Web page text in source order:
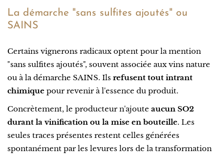
La démarche "sans sulfites ajoutés" ou
SAINS
Certains vignerons radicaux optent pour la mention
"sans sulfites ajoutés", souvent associée aux vins nature
ou à la démarche SAINS. Ils refusent tout intrant
chimique pour revenir à l'essence du produit.
Concrètement, le producteur n'ajoute aucun SO2
durant la vinification ou la mise en bouteille. Les
seules traces présentes restent celles générées
spontanément par les levures lors de la transformation